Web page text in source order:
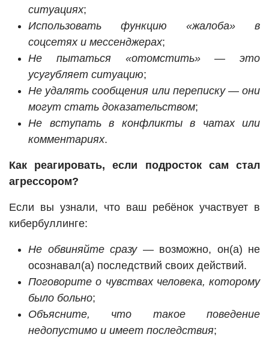
ситуациях;
Использовать функцию «жалоба» в
соцсетях и мессенджерах;
Не пытаться «отомстить» — это
усугубляет ситуацию;
Не удалять сообщения или переписку — они
могут стать доказательством;
Не вступать в конфликты в чатах или
комментариях.
Как реагировать, если подросток сам стал
агрессором?
Если вы узнали, что ваш ребёнок участвует в
кибербуллинге:
Не обвиняйте сразу— возможно, он(а) не
осознавал(а) последствий своих действий.
Поговорите о чувствах человека, которому
было больно;
Объясните, что такое поведение
недопустимо и имеет последствия;